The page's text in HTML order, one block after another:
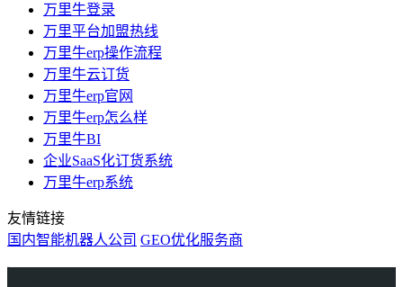
万里牛登录
万里平台加盟热线
万里牛erp操作流程
万里牛云订货
万里牛erp官网
万里牛erp怎么样
万里牛BI
企业SaaS化订货系统
万里牛erp系统
友情链接
国内智能机器人公司 GEO优化服务商